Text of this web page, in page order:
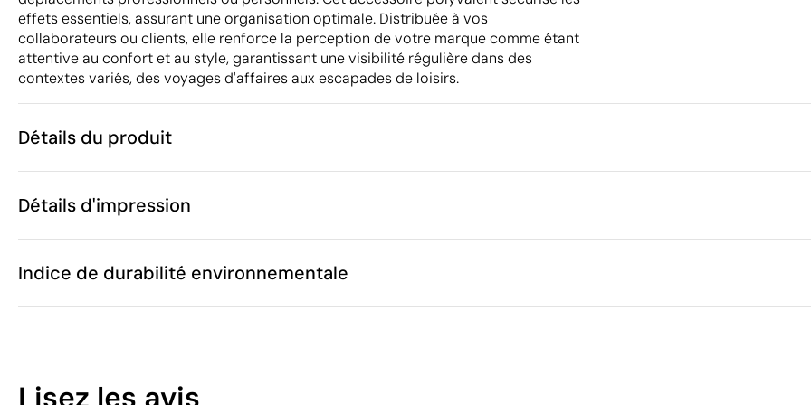
effets essentiels, assurant une organisation optimale. Distribuée à vos
collaborateurs ou clients, elle renforce la perception de votre marque comme étant
attentive au confort et au style, garantissant une visibilité régulière dans des
contextes variés, des voyages d'affaires aux escapades de loisirs.
Détails du produit
Caractéristiques
Code du produit
Poids
46 g
Matière
Velours côtelé polyester
Emballage
Détails d'impression
Indice de durabilité environnementale